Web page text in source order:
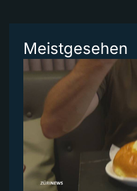
Meistgesehen